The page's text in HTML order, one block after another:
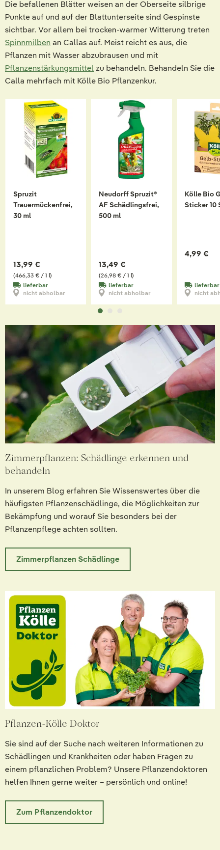
Die befallenen Blätter weisen an der Oberseite silbrige
Punkte auf und auf der Blattunterseite sind Gespinste
sichtbar. Vor allem bei trocken-warmer Witterung treten
Spinnmilben an Callas auf. Meist reicht es aus, die
Pflanzen mit Wasser abzubrausen und mit
Pflanzenstärkungsmittelzu behandeln. Behandeln Sie die
Calla mehrfach mit Kölle Bio Pflanzenkur.
Spruzit
Trauermückenfrei,
30 ml
(466,33 € / 1 l)
13,99 €
lieferbar
nicht abholbar
Neudorff Spruzit®
AF Schädlingsfrei,
500 ml
(26,98 € / 1 l)
13,49 €
lieferbar
nicht abholbar
Kölle Bio
Sticker 10
4,99 €
lieferbar
nicht
Zimmerpflanzen: Schädlinge erkennen und
behandeln
In unserem Blog erfahren Sie Wissenswertes über die
häufigsten Pflanzenschädlinge, die Möglichkeiten zur
Bekämpfung und worauf Sie besonders bei der
Pflanzenpflege achten sollten.
Zimmerpflanzen Schädlinge
Pflanzen-Kölle Doktor
Sie sind auf der Suche nach weiteren Informationen zu
Schädlingen und Krankheiten oder haben Fragen zu
einem pflanzlichen Problem? Unsere Pflanzendoktoren
helfen Ihnen gerne weiter – persönlich und online!
Zum Pflanzendoktor